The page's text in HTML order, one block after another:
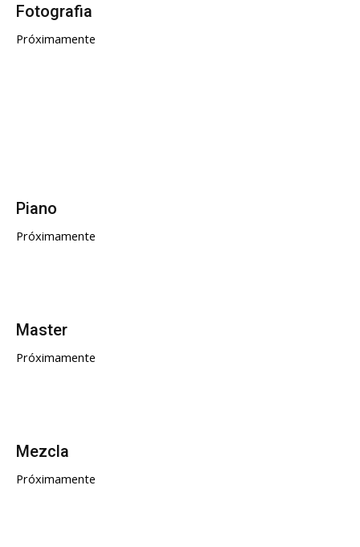
Fotografia
Próximamente
Piano
Próximamente
Master
Próximamente
Mezcla
Próximamente